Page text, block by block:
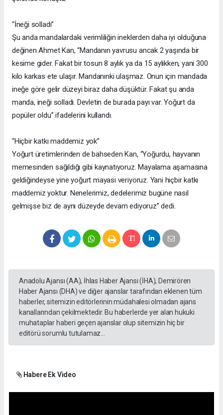
“İneği solladı”
Şu anda mandalardaki verimliliğin ineklerden daha iyi olduğuna
değinen Ahmet Kan, “Mandanın yavrusu ancak 2 yaşında bir
kesime gider. Fakat bir tosun 8 aylık ya da 15 aylıkken, yani 300
kilo karkas ete ulaşır. Mandanınki ulaşmaz. Onun için mandada
ineğe göre gelir düzeyi biraz daha düşüktür. Fakat şu anda
manda, ineği solladı. Devletin de burada payı var. Yoğurt da
popüler oldu” ifadelerini kullandı.
“Hiçbir katkı maddemiz yok”
Yoğurt üretimlerinden de bahseden Kan, “Yoğurdu, hayvanın
memesinden sağıldığı gibi kaynatıyoruz. Mayalama aşamasına
geldiğindeyse yine yoğurt mayası veriyoruz. Yani hiçbir katkı
maddemiz yoktur. Nenelerimiz, dedelerimiz bugüne nasıl
gelmişse biz de aynı düzeyde devam ediyoruz” dedi.
Anadolu Ajansı (AA), İhlas Haber Ajansı (İHA), Demirören
Haber Ajansı (DHA) ve diğer ajanslar tarafından eklenen tüm
haberler, sitemizin editörlerinin müdahalesi olmadan ajans
kanallarından çekilmektedir. Bu haberlerde yer alan hukuki
muhataplar haberi geçen ajanslar olup sitemizin hiç bir
editörü sorumlu tutulamaz...
Habere Ek Video